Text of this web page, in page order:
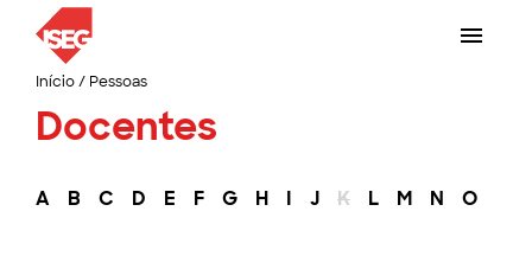
Início/ Pessoas
Docentes
A B C D E F G H I J K L M N O